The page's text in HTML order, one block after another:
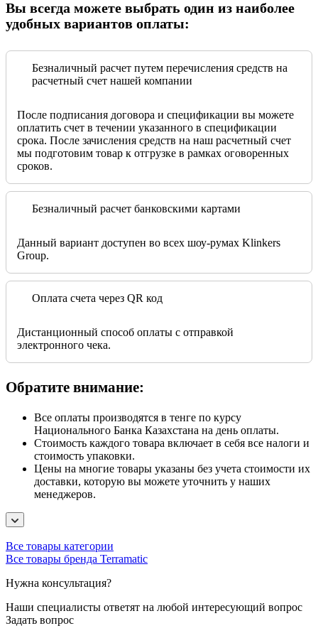
Вы всегда можете выбрать один из наиболее
удобных вариантов оплаты:
Безналичный расчет путем перечисления средств на
расчетный счет нашей компании
После подписания договора и спецификации вы можете
оплатить счет в течении указанного в спецификации
срока. После зачисления средств на наш расчетный счет
мы подготовим товар к отгрузке в рамках оговоренных
сроков.
Безналичный расчет банковскими картами
Данный вариант доступен во всех шоу-румах Klinkers
Group.
Оплата счета через QR код
Дистанционный способ оплаты с отправкой
электронного чека.
Обратите внимание:
Все оплаты производятся в тенге по курсу
Национального Банка Казахстана на день оплаты.
Стоимость каждого товара включает в себя все налоги и
стоимость упаковки.
Цены на многие товары указаны без учета стоимости их
доставки, которую вы можете уточнить у наших
менеджеров.
Все товары категории
Все товары бренда Terramatic
Нужна консультация?
Наши специалисты ответят на любой интересующий вопрос
Задать вопрос